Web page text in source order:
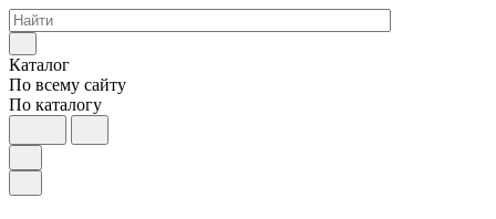
Каталог
По всему сайту
По каталогу